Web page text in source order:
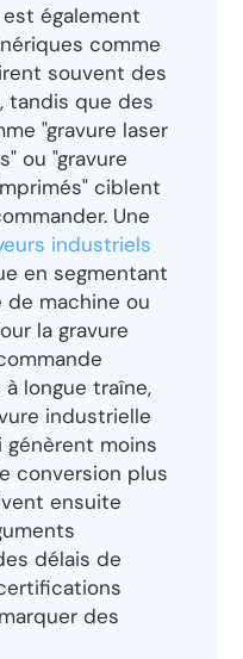
également
comme
souvent des
tandis que des
"gravure laser
ou "gravure
ciblent
Une
industriels
en segmentant
de machine ou
la gravure
longue traîne,
industrielle
génèrent moins
conversion plus
ensuite
délais de
des